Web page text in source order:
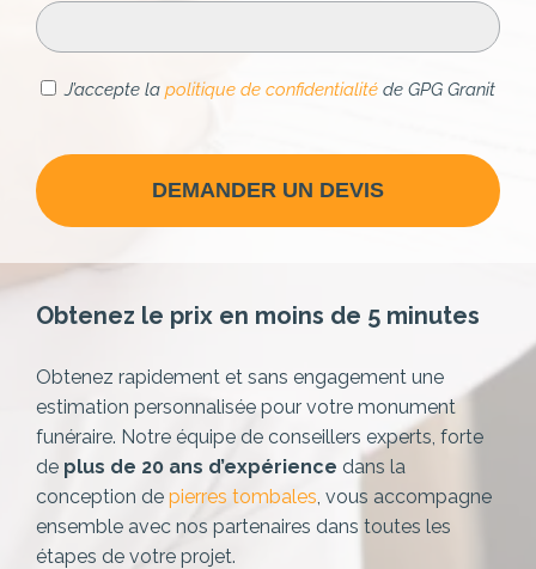
J’accepte la politique de confidentialité de GPG Granit
DEMANDER UN DEVIS
Obtenez le prix en moins de 5 minutes
Obtenez rapidement et sans engagement une
estimation personnalisée pour votre monument
funéraire. Notre équipe de conseillers experts, forte
de plus de 20 ans d’expérience dans la
conception de pierres tombales, vous accompagne
ensemble avec nos partenaires dans toutes les
étapes de votre projet.